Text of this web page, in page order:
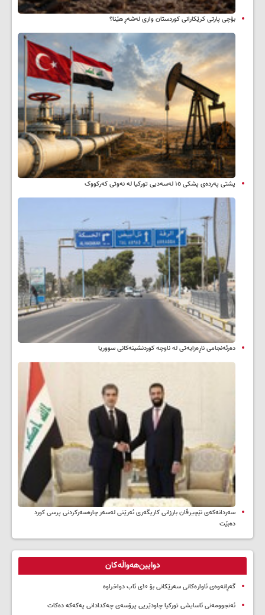
بۆچی پارتی کرێکارانی کوردستان وازی لەشەڕ هێنا؟
پشتی پەردەی پشکی ١٥ لەسەدیی تورکیا لە نەوتی کەرکووک
دەرئەنجامی ناڕەزایەتی لە ناوچە کوردنشینەکانی سووریا
سه‌ردانه‌کەی نێچیرڤان بارزانی كاریگه‌ری ئه‌رێنی له‌سه‌ر چاره‌سه‌ركردنی پرسی كورد
ده‌بێت
دوایین‌هەواڵەکان
گەڕانەوەی ئاوارەکانی سەرێکانی بۆ ۱۰ی ئاب دواخراوە
ئەنجوومەنی ئاسایشی تورکیا چاودێریی پرۆسەی چەکدادانی پەکەکە دەکات